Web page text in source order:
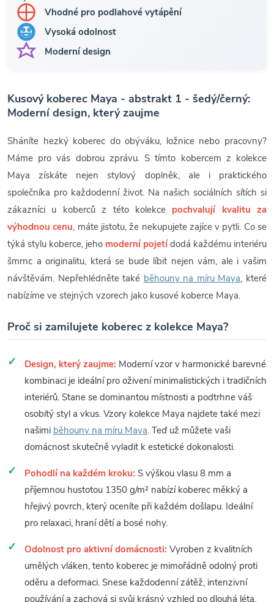
Vhodné pro podlahové vytápění
Vysoká odolnost
Moderní design
Kusový koberec Maya - abstrakt 1 - šedý/černý:
Moderní design, který zaujme
Sháníte hezký koberec do obýváku, ložnice nebo pracovny?
Máme pro vás dobrou zprávu. S tímto kobercem z kolekce
Maya získáte nejen stylový doplněk, ale i praktického
společníka pro každodenní život. Na našich sociálních sítích si
zákazníci u koberců z této kolekce pochvalují kvalitu za
výhodnou cenu, máte jistotu, že nekupujete zajíce v pytli. Co se
týká stylu koberce, jeho moderní pojetí dodá každému interiéru
šmrnc a originalitu, která se bude líbit nejen vám, ale i vašim
návštěvám. Nepřehlédněte také běhouny na míru Maya, které
nabízíme ve stejných vzorech jako kusové koberce Maya.
Proč si zamilujete koberec z kolekce Maya?
Design, který zaujme: Moderní vzor v harmonické barevné
kombinaci je ideální pro oživení minimalistických i tradičních
interiérů. Stane se dominantou místnosti a podtrhne váš
osobitý styl a vkus. Vzory kolekce Maya najdete také mezi
našimi běhouny na míru Maya. Teď už můžete vaši
domácnost skutečně vyladit k estetické dokonalosti.
Pohodlí na každém kroku: S výškou vlasu 8 mm a
příjemnou hustotou 1350 g/m² nabízí koberec měkký a
hřejivý povrch, který oceníte při každém došlapu. Ideální
pro relaxaci, hraní dětí a bosé nohy.
Odolnost pro aktivní domácnosti: Vyroben z kvalitních
umělých vláken, tento koberec je mimořádně odolný proti
oděru a deformaci. Snese každodenní zátěž, intenzivní
používání a zachová si svůj krásný vzhled po dlouhá léta.